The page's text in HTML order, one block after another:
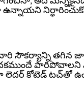
సౌకర్యాన్ని తగిన
పారిపోవాలని
కోటెడ్ టచ్‌తో